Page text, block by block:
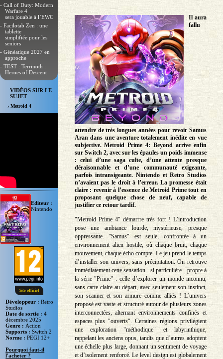
- Call of Duty: Modern
Warfare 4
sera jouable à l’EWC
- Facilotab Zen : une
tablette
simplifiée pour les
seniors
- Généatique 2027 en
approche
- TEST : Terrinoth :
Heroes of Descent
VIDÉOS SUR LE
SUJET
› Metroid 4
Site officiel
Editeur :
Nintendo
Développeur :Retro
Studios
Date de sortie :4
décembre 2025
Genre : Action
Supports :Switch 2
Norme :PEGI 12+
Pourquoi faut-il
l'acheter ?
Il aura
fallu
attendre de très longues années pour revoir Samus
Aran dans une aventure totalement inédite en vue
subjective. Metroid Prime 4: Beyond arrive enfin
sur Switch 2, avec sur les épaules un poids immense
: celui d’une saga culte, d’une attente presque
déraisonnable et d’une communauté exigeante,
parfois intransigeante. Nintendo et Retro Studios
n’avaient pas le droit à l’erreur. La promesse était
claire : revenir à l’essence de Metroid Prime tout en
proposant quelque chose de neuf, capable de
justifier ce retour tardif.
"Metroid Prime 4" démarrre très fort ! L’introduction
pose une ambiance lourde, mystérieuse, presque
oppressante. "Samus" est seule, confrontée à un
environnement alien hostile, où chaque bruit, chaque
mouvement, chaque écho compte. Le jeu prend le temps
d’installer son univers, sans précipitation. On retrouve
immédiatement cette sensation - si particulière - propre à
la série "Prime" : celle d’explorer un monde inconnu,
sans carte claire au départ, avec seulement son instinct,
son scanner et son armure comme alliés ! L’univers
proposé est vaste et structuré autour de plusieurs zones
interconnectées, alternant environnements confinés et
espaces plus "ouverts". Certaines régions privilégient
une exploration "méthodique" et labyrinthique,
rappelant les anciens opus, tandis que d’autres adoptent
une échelle plus large, donnant un sentiment de voyage
et d’isolement renforcé. Le level design est globalement